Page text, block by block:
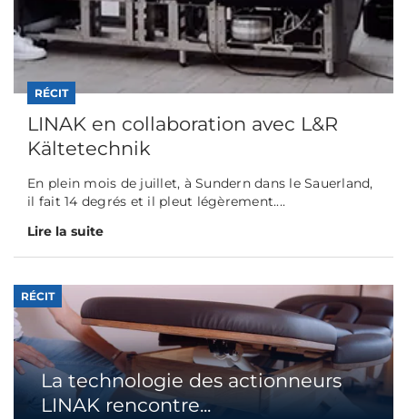
RÉCIT
LINAK en collaboration avec L&R
Kältetechnik
En plein mois de juillet, à Sundern dans le Sauerland,
il fait 14 degrés et il pleut légèrement....
Lire la suite
RÉCIT
La technologie des actionneurs
LINAK rencontre...